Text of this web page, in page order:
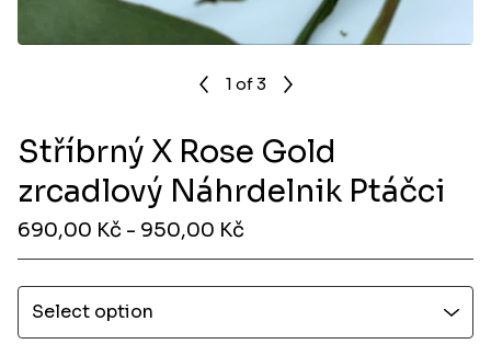
1 of 3
Stříbrný X Rose Gold
zrcadlový Náhrdelnik Ptáčci
690,00 Kč - 950,00 Kč